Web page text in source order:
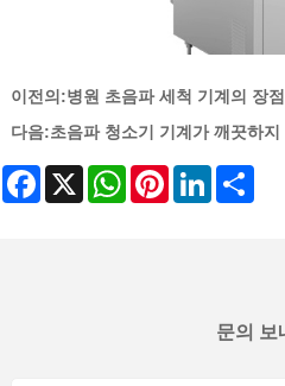
이전의:병원 초음파 세척 기계의 장점
다음:초음파 청소기 기계가 깨끗하
Facebook
X WhatsAppPinterestLinkedIn
문의 보